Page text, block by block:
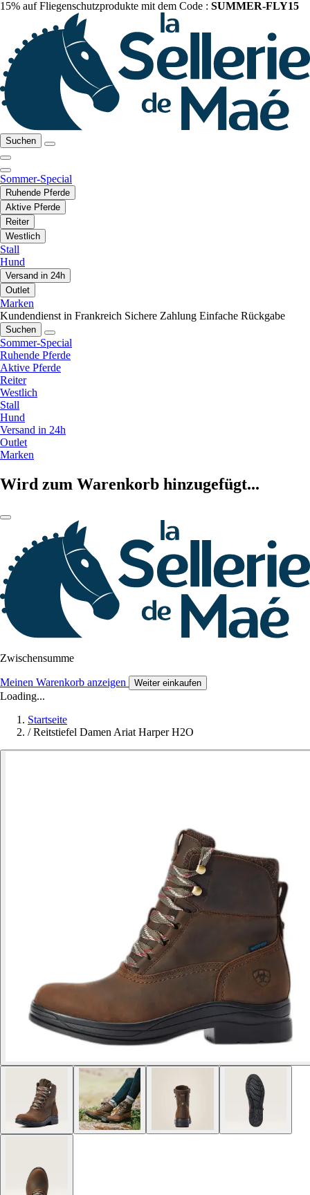
15% auf Fliegenschutzprodukte mit dem Code : SUMMER-FLY15
Suchen
Sommer-Special
Ruhende Pferde
Aktive Pferde
Reiter
Westlich
Stall
Hund
Versand in 24h
Outlet
Marken
Kundendienst in Frankreich Sichere Zahlung Einfache Rückgabe
Suchen
Sommer-Special
Ruhende Pferde
Aktive Pferde
Reiter
Westlich
Stall
Hund
Versand in 24h
Outlet
Marken
Wird zum Warenkorb hinzugefügt...
Zwischensumme
Meinen Warenkorb anzeigen Weiter einkaufen
Loading...
Startseite
/ Reitstiefel Damen Ariat Harper H2O